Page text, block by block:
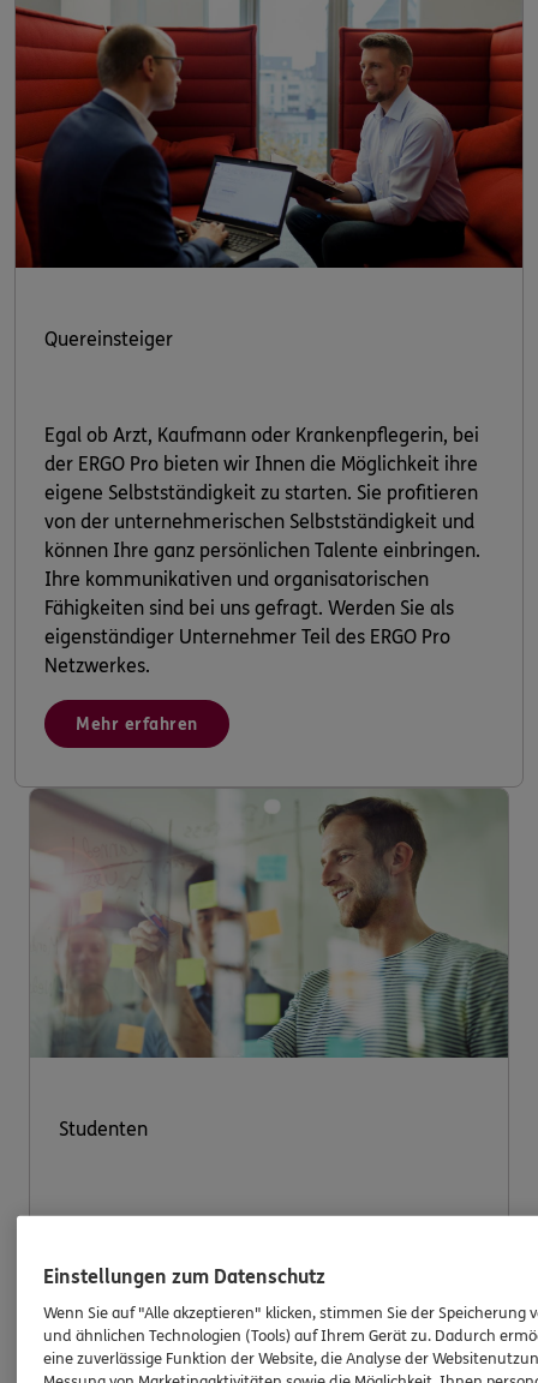
Quereinsteiger
Egal ob Arzt, Kaufmann oder Krankenpflegerin, bei
der ERGO Pro bieten wir Ihnen die Möglichkeit ihre
eigene Selbstständigkeit zu starten. Sie profitieren
von der unternehmerischen Selbstständigkeit und
können Ihre ganz persönlichen Talente einbringen.
Ihre kommunikativen und organisatorischen
Fähigkeiten sind bei uns gefragt. Werden Sie als
eigenständiger Unternehmer Teil des ERGO Pro
Netzwerkes.
Mehr erfahren
Studenten
Studiums ein Nebeneinkommen aufzubauen. Sie
profitieren von freier Zeiteinteilung bei idealen
Verdienstmöglichkeiten.
Einstellungen zum Datenschutz
Wenn Sie auf "Alle akzeptieren" klicken, stimmen Sie der Speicherung
und ähnlichen Technologien (Tools) auf Ihrem Gerät zu. Dadurch
eine zuverlässige Funktion der Website, die Analyse der